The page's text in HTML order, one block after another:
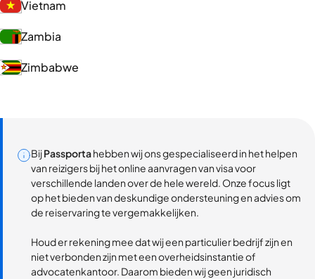
Vietnam
Zambia
Zimbabwe
BijPassportahebben wij ons gespecialiseerd in het helpen
van reizigers bij het online aanvragen van visa voor
verschillende landen over de hele wereld. Onze focus ligt
op het bieden van deskundige ondersteuning en advies om
de reiservaring te vergemakkelijken.
Houd er rekening mee dat wij een particulier bedrijf zijn en
niet verbonden zijn met een overheidsinstantie of
advocatenkantoor. Daarom bieden wij geen juridisch